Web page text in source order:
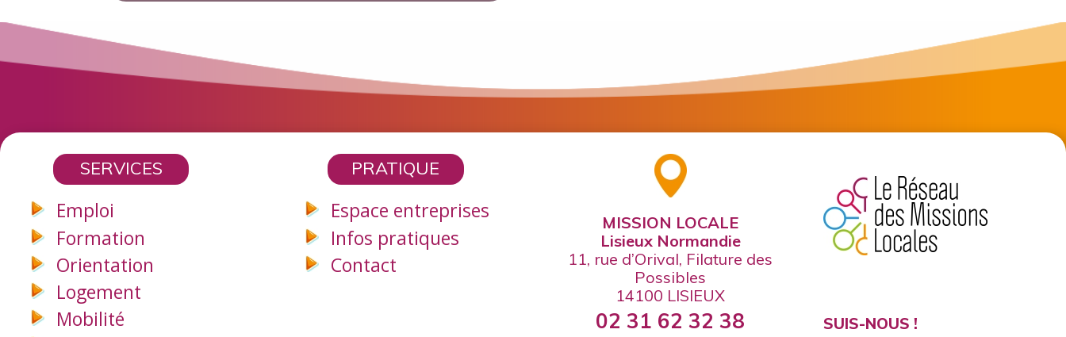
SERVICES
Emploi
Formation
Orientation
Logement
Mobilité
PRATIQUE
Espace entreprises
Infos pratiques
Contact
MISSION LOCALE
Lisieux Normandie
11, rue d’Orival, Filature des
Possibles
14100 LISIEUX
02 31 62 32 38 SUIS-NOUS !